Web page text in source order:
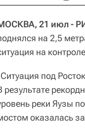
21 июл -
на 2,5
на
под
результате
реки Яузы
оказалась